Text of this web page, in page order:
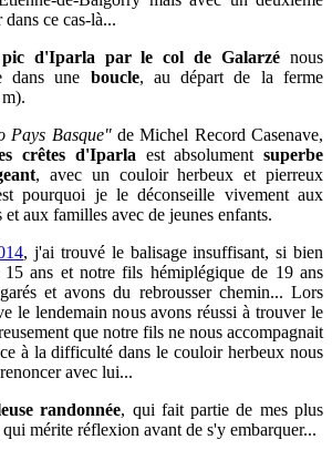
ce cas-là...
pic d'Iparla par le col de Galarzé nous
dans une boucle, au départ de la ferme
Pays Basque"de Michel Record Casenave,
crêtes d'Iparla est absolument superbe
, avec un couloir herbeux et pierreux
pourquoi je le déconseille vivement aux
et aux familles avec de jeunes enfants.
, j'ai trouvé le balisage insuffisant, si bien
ans etnotre fils hémiplégique de 19 ans
et avons du rebrousser chemin... Lors
le lendemain nousavons réussi à trouver le
que notre fils ne nous accompagnait
à la difficulté dans le couloir herbeux nous
avec lui...
randonnée, qui fait partie de mes plus
mérite réflexion avant de s'y embarquer...